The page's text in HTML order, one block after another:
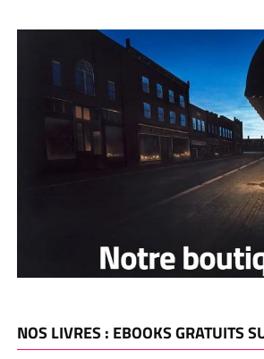
NOS LIVRES : EBOOKS GRATUITS